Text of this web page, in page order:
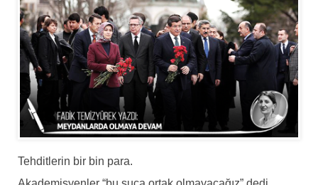
Tehditlerin bir bin para.